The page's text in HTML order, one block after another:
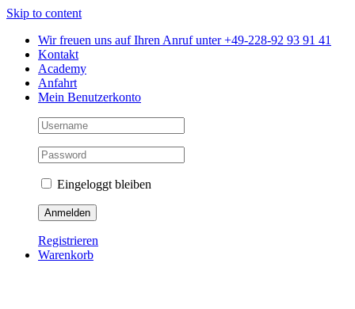
Skip to content
Wir freuen uns auf Ihren Anruf unter +49-228-92 93 91 41
Kontakt
Academy
Anfahrt
Mein Benutzerkonto
Eingeloggt bleiben
Registrieren
Warenkorb